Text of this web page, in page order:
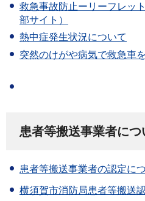
救急事故防止ーリーフレッ
部サイト）
熱中症発生状況について
突然のけがや病気で救急車
患者等搬送事業者につ
患者等搬送事業者の認定に
横須賀市消防局患者等搬送